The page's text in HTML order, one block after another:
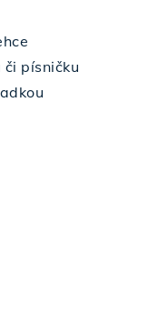
písničku